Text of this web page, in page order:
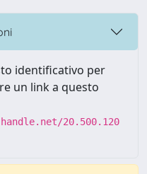
identificativo per
un link a questo
20.500.120